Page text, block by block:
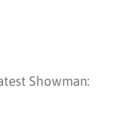
Showman: